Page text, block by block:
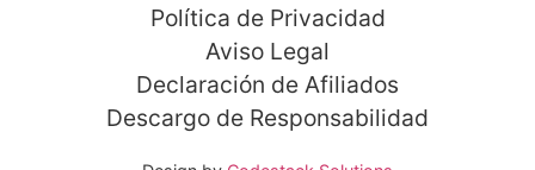
Política de Privacidad
Aviso Legal
Declaración de Afiliados
Descargo de Responsabilidad